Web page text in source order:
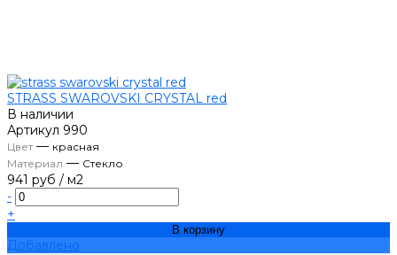
STRASS SWAROVSKI CRYSTAL red
В наличии
Артикул 990
Цвет— красная
Материал — Стекло
941 руб / м2
-
+
В корзину
Добавлено